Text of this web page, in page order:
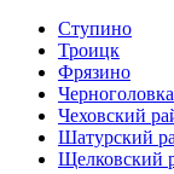
Ступино
Троицк
Фрязино
Черноголовка
Чеховский
Шатурский
Щелковский